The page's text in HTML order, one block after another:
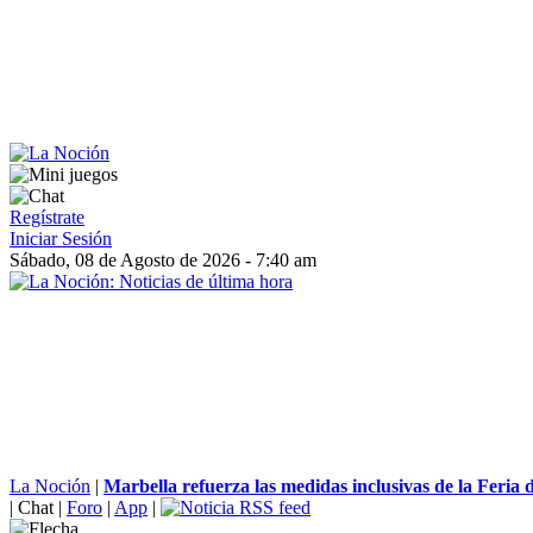
Regístrate
Iniciar Sesión
Sábado, 08 de Agosto de 2026 - 7:40 am
La Noción | Marbella refuerza las medidas inclusivas de la Feria
| Chat | Foro | App |